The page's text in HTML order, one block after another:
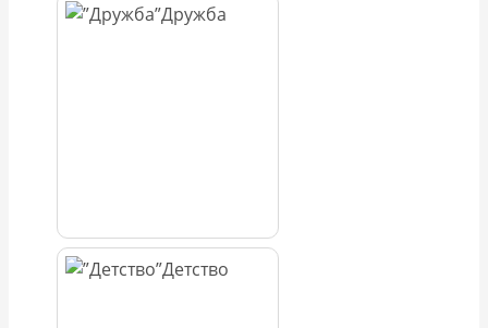
Дружба
Детство